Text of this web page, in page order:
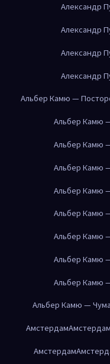
Александр
Александр
Александр
Александр
Альбер Камю —
Альбер Камю
Альбер Камю
Альбер Камю
Альбер Камю
Альбер Камю
Альбер Камю
Альбер Камю
Альбер Камю
Альбер Камю — Чума
АмстердамАмстердам
Амстердам